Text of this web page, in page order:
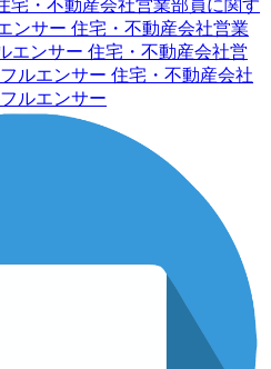
宅・不動産会社営業部員に関す
ンサー 住宅・不動産会社営業
エンサー 住宅・不動産会社営
ルエンサー 住宅・不動産会社
ルエンサー